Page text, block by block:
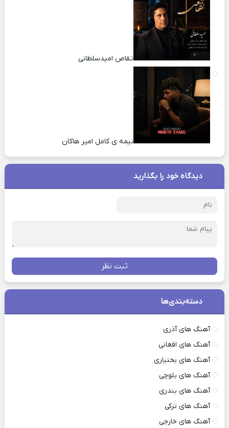
تقاص امیدسلطانی
نیمه ی کامل امیر هاکان
دیدگاه خود را بگذارید
ثبت نظر
دسته‌بندی‌ها
آهنگ های آذری
آهنگ های افغانی
آهنگ های بختیاری
آهنگ های بلوچی
آهنگ های بندری
آهنگ های ترکی
آهنگ های خارجی